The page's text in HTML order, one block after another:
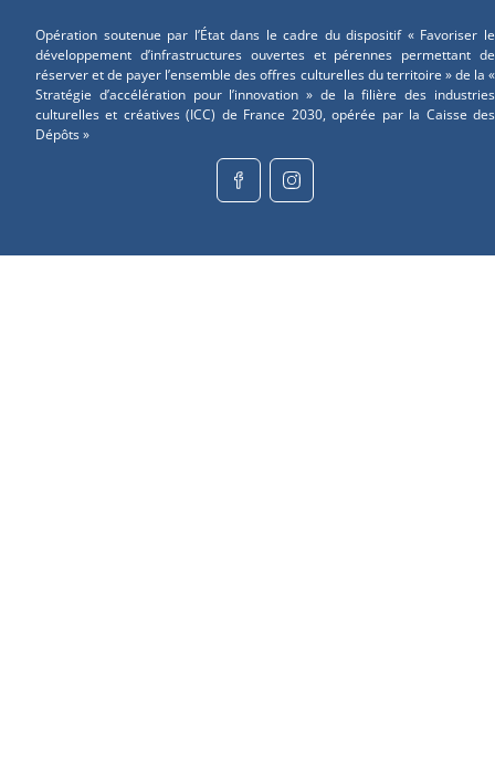
Opération soutenue par l’État dans le cadre du dispositif « Favoriser le
développement d’infrastructures ouvertes et pérennes permettant de
réserver et de payer l’ensemble des offres culturelles du territoire » de la «
Stratégie d’accélération pour l’innovation » de la filière des industries
culturelles et créatives (ICC) de France 2030, opérée par la Caisse des
Dépôts »